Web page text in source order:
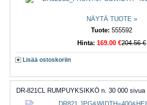
NÄYTÄ TUOTE »
Tuote:555592
Hinta:169.00 €204.56 €
Lisää ostoskoriin
DR-821CL RUMPUYKSIKKÖ n. 30 000 sivua